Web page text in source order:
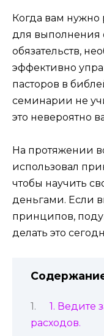
Когда вам
для выполнения
обязательств,
эффективно
пасторов в
семинарии не
это невероятно
На протяжении
использовал
чтобы научить
деньгами. Если
принципов,
делать это
1. Ведите
расходов.